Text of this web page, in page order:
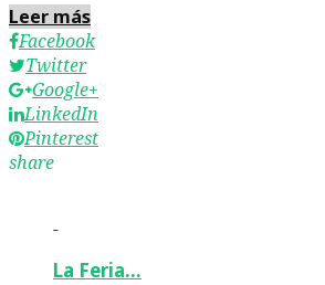
Leer más
Facebook
Twitter
Google+
LinkedIn
Pinterest
share
-
La Feria…